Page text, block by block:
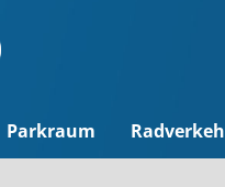
Parkraum